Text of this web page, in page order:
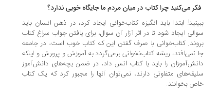
می‌کنید چرا کتاب در میان مردم ما جایگاه خوبی ندارد؟
ابتدا باید انگیزه کتاب‌خوانی ایجاد کرد، در ذهن انسان باید
ایجاد شود تا در اثر آزار آن سوال، برای یافتن جواب سراغ کتاب
کتاب‌خوانی با صرف گفتن این که کتاب خوب است، در جامعه
نمی‌افتد، ریشه کتاب‌نخوانی برمی‌گردد به آموزش و پرورش و اینکه
را باید با کتاب انس داد، در ضمن بچه‌های دانش‌آموز
متفاوتی دارند، نمی‌توان آنها را مجبور کرد که یک کتاب
بخوانند.